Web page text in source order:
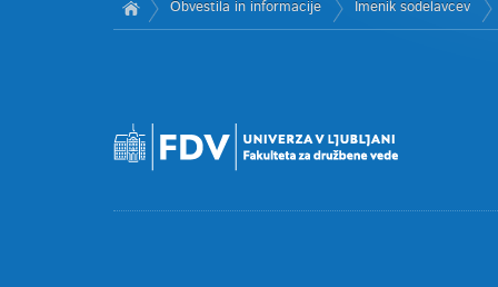
Obvestila in informacije Imenik sodelavcev